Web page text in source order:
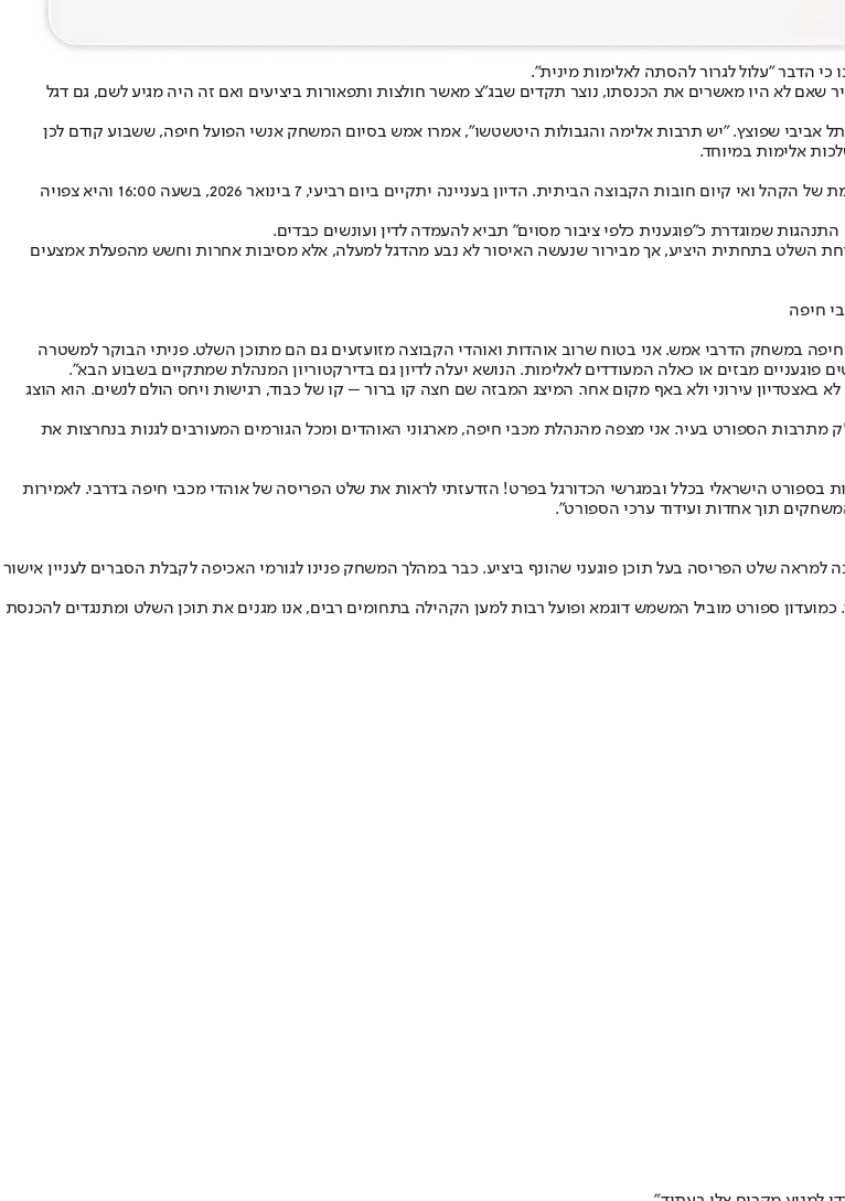
כי הדבר "עלול לגרור להסתה לאלימות מינית".
שאם לא היו מאשרים את הכנסתו, נוצר תקדים שבג"צ מאשר חולצות ותפאורות ביציעים ואם זה היה מגיע לשם, גם דגל
התל אביבי שפוצץ. "יש תרבות אלימה והגבולות היטשטשו", אמרו אמש בסיום המשחק אנשי הפועל חיפה, ששבוע קודם לכן
אלימות במיוחד.
מכבי חיפה תועמד לדין משמעתי בעקבות השלט שהונף על ידי אוהדיה, בגין התנהגות בלתי הולמת של הקהל ואי קיום חובות הקבוצה הביתית. הדיון בעניינה יתקיים ביום רביעי, 7 בינואר 2026, בשעה 16:00 והיא צפויה
שמוגדרת כ"פוגענית כלפי ציבור מסוים" תביא להעמדה לדין ועונשים כבדים.
השלט בתחתית היציע, אך מבירור שנעשה האיסור לא נבע מהדגל למעלה, אלא מסיבות אחרות וחשש מהפעלת אמצעים
חיפה
במשחק הדרבי אמש. אני בטוח שרוב אוהדות ואוהדי הקבוצה מזועזעים גם הם מתוכן השלט. פניתי הבוקר למשטרה
פוגעניים מבזים או כאלה המעודדים לאלימות. הנושא יעלה לדיון גם בדירקטוריון המנהלת שמתקיים בשבוע הבא".
עירוני ולא באף מקום אחר. המיצג המבזה שם חצה קו ברור – קו של כבוד, רגישות ויחס הולם לנשים. הוא הוצג
מתרבות הספורט בעיר. אני מצפה מהנהלת מכבי חיפה, מארגוני האוהדים ומכל הגורמים המעורבים לגנות בנחרצות את
בספורט הישראלי בכלל ובמגרשי הכדורגל בפרט! הזדעזתי לראות את שלט הפריסה של אוהדי מכבי חיפה בדרבי. לאמירות
תוך אחדות ועידוד ערכי הספורט".
שלט הפריסה בעל תוכן פוגעני שהונף ביציע. כבר במהלך המשחק פנינו לגורמי האכיפה לקבלת הסברים לעניין אישור
ספורט מוביל המשמש דוגמא ופועל רבות למען הקהילה בתחומים רבים, אנו מגנים את תוכן השלט ומתנגדים להכנסת